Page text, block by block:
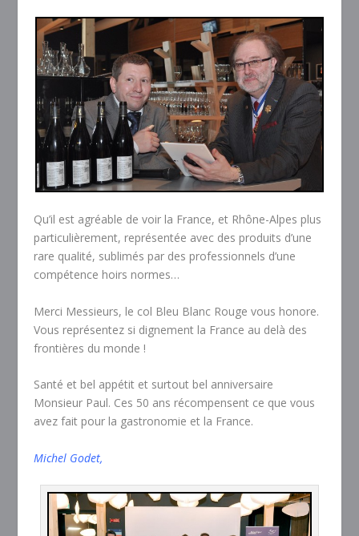
Qu’il est agréable de voir la France, et Rhône-Alpes plus
particulièrement, représentée avec des produits d’une
rare qualité, sublimés par des professionnels d’une
compétence hoirs normes…
Merci Messieurs, le col Bleu Blanc Rouge vous honore.
Vous représentez si dignement la France au delà des
frontières du monde !
Santé et bel appétit et surtout bel anniversaire
Monsieur Paul. Ces 50 ans récompensent ce que vous
avez fait pour la gastronomie et la France.
Michel Godet,